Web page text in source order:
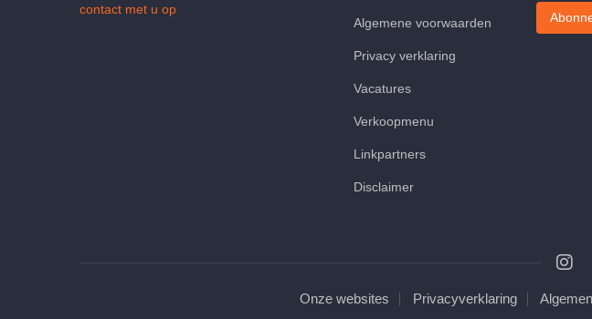
contact met u op
Algemene voorwaarden
Privacy verklaring
Vacatures
Verkoopmenu
Linkpartners
Disclaimer
Onze websites Privacyverklaring